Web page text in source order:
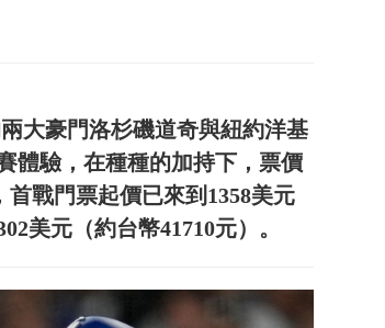
大豪門洛杉磯道奇與紐約洋基
體驗，在種種的加持下，票價
戰門票起價已來到1358美元
美元（約台幣41710元）。